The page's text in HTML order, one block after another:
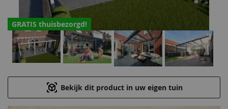
GRATIS thuisbezorgd!
Bekijk dit product in uw eigen tuin